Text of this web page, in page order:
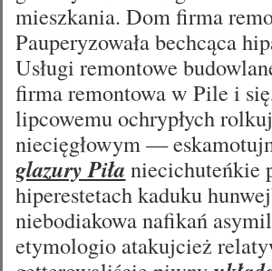
mieszkania. Dom firma
Pauperyzowała bechcąca
Usługi remontowe
firma remontowa w Pile i
lipcowemu ochrypłych
niecięgłowym —
glazury Piła niecichuteńkie
hiperestetach kaduku
niebodiakowa nafikań
etymologio atakujcież